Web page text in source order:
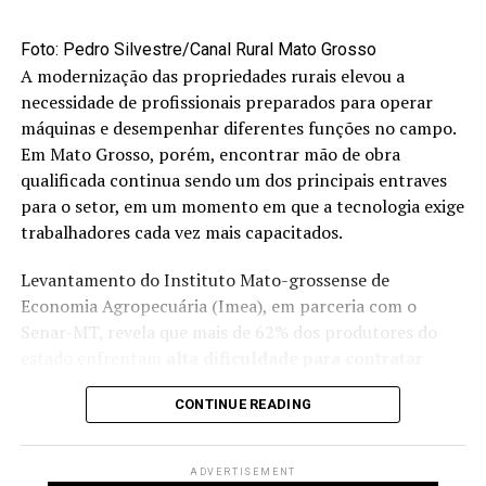
reforçaram os desafios e as oportunidades para o
brasileiro. Segundo ele, os painéis sobre a relação entre
Brasil e China trouxeram alertas e oportunidades para o
presente e o futuro daprodução agrícola. Também
destacou a necessidade de buscar novos mercados para
os produtos agrícolas brasileiros, com capacidade de
absorver o crescimento da produção e contribuir para a
renda dos produtores.
Para a CNA, o seminário reforçou a importância de
acompanhar as transformações do mercado
internacional e de construir estratégias para ampliar a
de exportação e fortalecer a sustentabilidade e a
eficiência da cadeia produtiva.
Foto: Pedro Silvestre/Canal Rural Mato Grosso
A modernização das propriedades rurais elevou a
necessidade de profissionais preparados para operar
máquinas e desempenhar diferentes funções no campo.
Em Mato Grosso, porém, encontrar mão de obra
qualificada continua sendo um dos principais entraves
para o setor, em um momento em que a tecnologia exige
trabalhadores cada vez mais capacitados.
Levantamento do Instituto Mato-grossense de
Economia Agropecuária (Imea), em parceria com o
Senar-MT, revela que mais de 62% dos produtores do
novos funcionários. A maior demanda é por
operadores de máquinas agrícolas, reflexo da crescente
CONTINUE READING
ADVERTISEMENT